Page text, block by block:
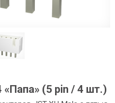
«Папа» (5 pin / 4 шт.)